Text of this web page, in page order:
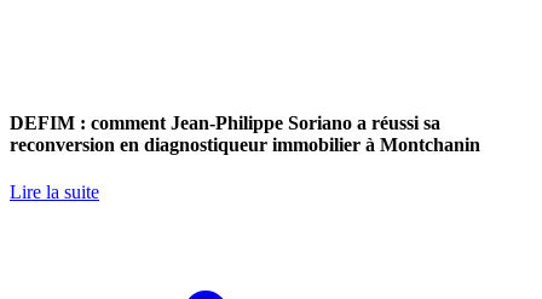
DEFIM : comment Jean-Philippe Soriano a réussi sa
reconversion en diagnostiqueur immobilier à Montchanin
Lire la suite